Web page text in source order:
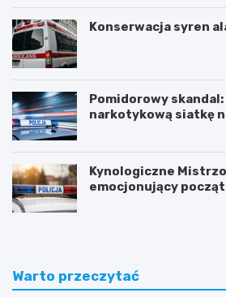
Konserwacja syren
Pomidorowy
narkotykową siatkę
Kynologiczne
emocjonujący
Warto przeczytać